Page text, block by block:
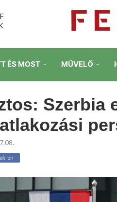
ÉS MOST MŰVELŐ
Szerbia
on